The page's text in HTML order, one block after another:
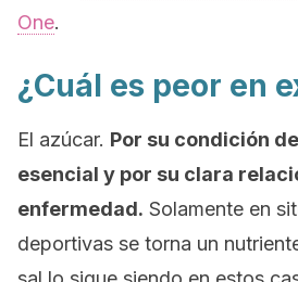
One.
¿Cuál es peor en
El azúcar. Por su condición
esencial y por su clara
enfermedad. Solamente en
deportivas se torna un